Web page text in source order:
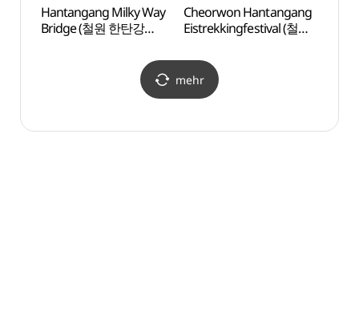
Hantangang Milky Way
Bridge (철원 한탄강
Cheorwon Hantangang
Eistrekkingfestival (철원
mehr